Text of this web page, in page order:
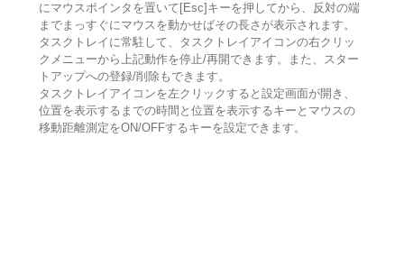
にマウスポインタを置いて[Esc]キーを押してから、反対の端
までまっすぐにマウスを動かせばその長さが表示されます。
タスクトレイに常駐して、タスクトレイアイコンの右クリッ
クメニューから上記動作を停止/再開できます。また、スター
トアップへの登録/削除もできます。
タスクトレイアイコンを左クリックすると設定画面が開き、
位置を表示するまでの時間と位置を表示するキーとマウスの
移動距離測定をON/OFFするキーを設定できます。